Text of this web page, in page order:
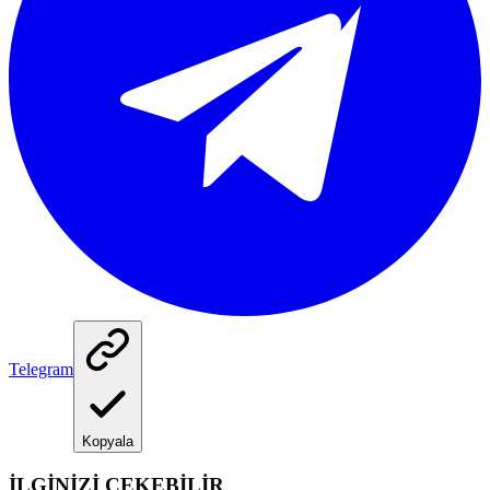
Telegram
Kopyala
İLGİNİZİ ÇEKEBİLİR